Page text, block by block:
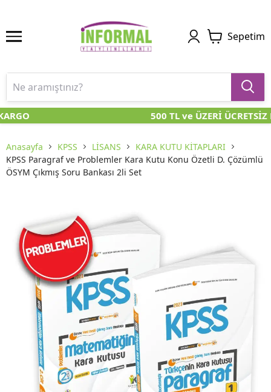
Sepetim
500 TL ve ÜZERİ ÜCRETSİZ
Anasayfa KPSS LİSANS
KARA KUTU KİTAPLARI
KPSS Paragraf ve Problemler Kara Kutu Konu Özetli D. Çözümlü
ÖSYM Çıkmış Soru Bankası 2li Set